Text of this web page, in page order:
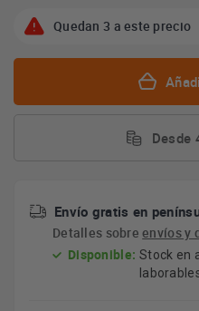
Quedan 3 a este precio
Desde
Envío gratis en
Detalles sobreenvíos y
Disponible: Stock en